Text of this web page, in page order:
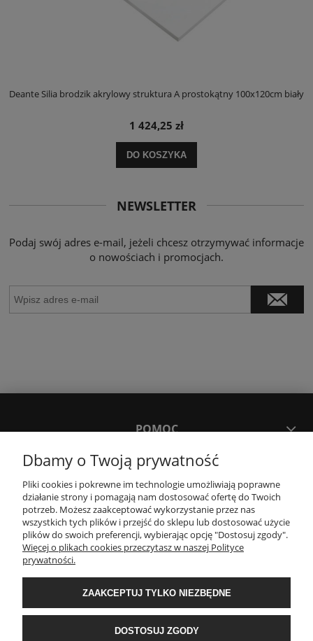
Deante Silia brodzik akrylowy struktura A prostokątny 100x120cm biały
1 424,25 zł
DO KOSZYKA
NEWSLETTER
Podaj swój adres e-mail, jeżeli chcesz otrzymywać informacje
o nowościach i promocjach.
POMOC
MOJE KONTO
PŁATNOŚCI I DOSTAWA
Wyposażenie łazienek Łazienki.eco | Pawła 23, 41-708 Ruda Śląska | E-mail:
sklep@lazienki.eco | Tel.: 600 012 164 lub 600 012 159 | TGS Przemysław
Stoń | NIP: 6312213594 | REGON: 276403698
Dbamy o Twoją prywatność
Pliki cookies i pokrewne im technologie umożliwiają poprawne
działanie strony i pomagają nam dostosować ofertę do Twoich
potrzeb. Możesz zaakceptować wykorzystanie przez nas
wszystkich tych plików i przejść do sklepu lub dostosować użycie
plików do swoich preferencji, wybierając opcję "Dostosuj zgody".
Więcej o plikach cookies przeczytasz w naszej Polityce
prywatności.
ZAAKCEPTUJ TYLKO NIEZBĘDNE
DOSTOSUJ ZGODY